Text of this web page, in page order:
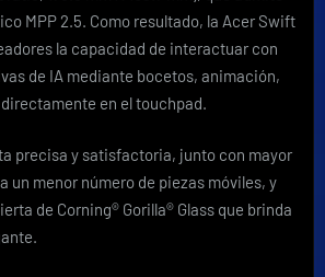
MPP 2.5. Como resultado, la Acer Swift
la capacidad de interactuar con
de IA mediante bocetos, animación,
en el touchpad.
precisa y satisfactoria, junto con mayor
un menor número de piezas móviles, y
de Corning® Gorilla® Glass que brinda